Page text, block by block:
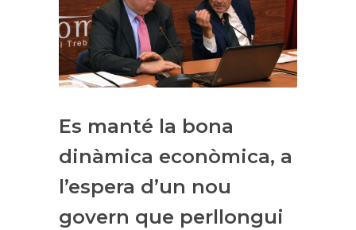
Es manté la bona
dinàmica econòmica, a
l’espera d’un nou
govern que perllongui